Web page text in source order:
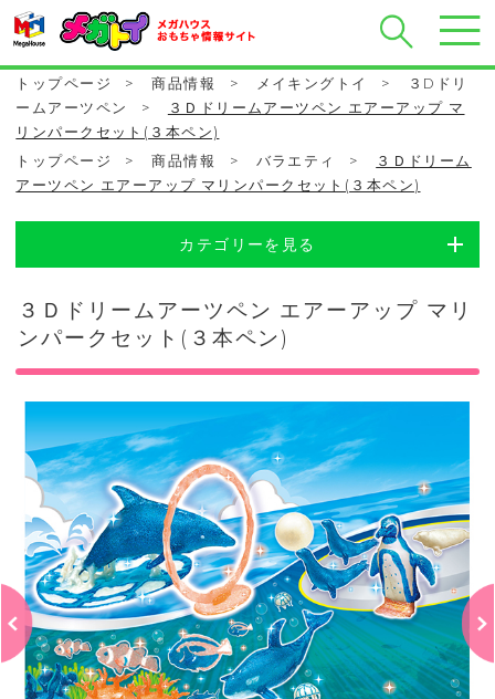
トップページ > 商品情報 > メイキングトイ >
３Dドリ
ームアーツペン
>
３Ｄドリームアーツペン エアーアップ マ
リンパークセット(３本ペン)
トップページ
> 商品情報 > バラエティ >
３Ｄドリーム
アーツペン エアーアップ マリンパークセット(３本ペン)
カテゴリーを見る
３Ｄドリームアーツペン エアーアップ マリ
ンパークセット(３本ペン)